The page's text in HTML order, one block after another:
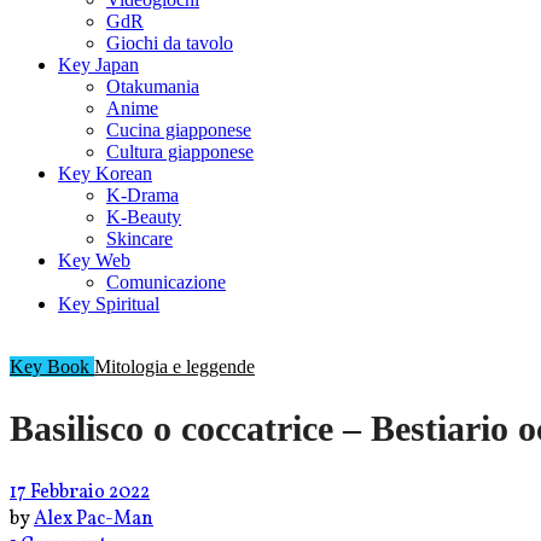
GdR
Giochi da tavolo
Key Japan
Otakumania
Anime
Cucina giapponese
Cultura giapponese
Key Korean
K-Drama
K-Beauty
Skincare
Key Web
Comunicazione
Key Spiritual
Key Book Mitologia e leggende
Basilisco o coccatrice – Bestiario
17 Febbraio 2022
byAlex Pac-Man